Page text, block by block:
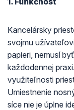
Kancelársky
svojmu
papieri, nemusí
každodennej
využiteľnosti
Umiestnenie
síce nie je úplne